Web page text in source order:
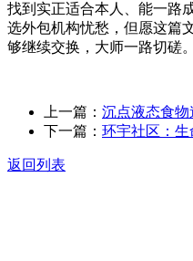
找到实正适合本人、能一路
选外包机构忧愁，但愿这篇
够继续交换，大师一路切磋。
上一篇： 沉点液态食
下一篇： 环宇社区：生
返回列表